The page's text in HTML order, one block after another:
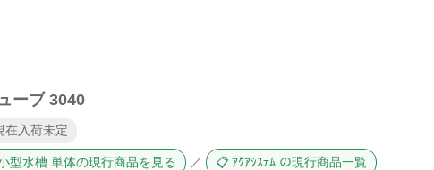
ーブ 3040
在入荷未定
型水槽 単体の現行商品を見る ／ 📋 ｱｸｱｼｽﾃﾑ の現行商品一覧